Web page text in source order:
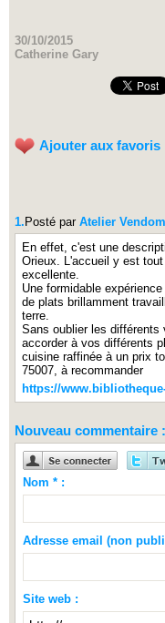
30/10/2015
Catherine Gary
Ajouter aux favoris
1. Posté par Atelier
En effet, c'est une
Orieux. L'accueil y est
excellente.
Une formidable
de plats brillamment
terre.
Sans oublier les différents
accorder à vos différents
cuisine raffinée à un prix
75007, à recommander
https://
Nouveau commentaire :
Nom * :
Adresse email (non
Site web :